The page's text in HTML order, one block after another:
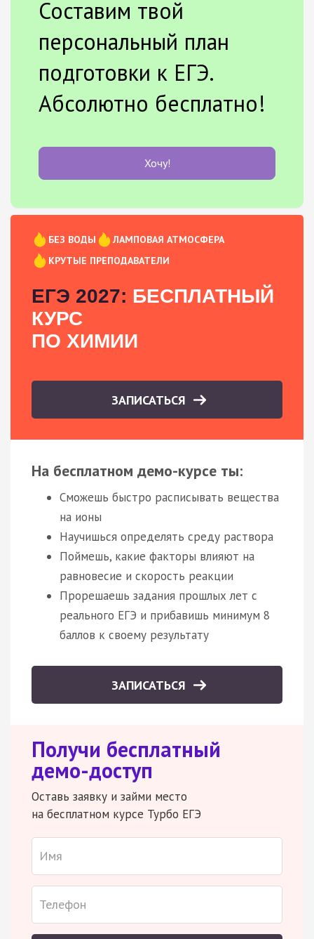
Составим твой
персональный план
подготовки к ЕГЭ.
Абсолютно бесплатно!
Хочу!
БЕЗ ВОДЫ
ЛАМПОВАЯ АТМОСФЕРА
КРУТЫЕ ПРЕПОДАВАТЕЛИ
ЕГЭ 2027: БЕСПЛАТНЫЙ
КУРС
ПО ХИМИИ
ЗАПИСАТЬСЯ
На бесплатном демо-курсе ты:
Сможешь быстро расписывать вещества
на ионы
Научишься определять среду раствора
Поймешь, какие факторы влияют на
равновесие и скорость реакции
Прорешаешь задания прошлых лет с
реального ЕГЭ и прибавишь минимум 8
баллов к своему результату
ЗАПИСАТЬСЯ
Получи бесплатный
демо-доступ
Оставь заявку и займи место
на бесплатном курсе Турбо ЕГЭ